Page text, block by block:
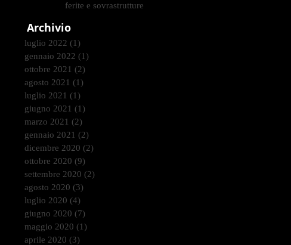
ferite e sovrastrutture
Archivio
luglio 2022 (1)
gennaio 2022 (1)
ottobre 2021 (2)
agosto 2021 (1)
luglio 2021 (1)
giugno 2021 (1)
marzo 2021 (2)
gennaio 2021 (2)
dicembre 2020 (2)
ottobre 2020 (9)
settembre 2020 (2)
agosto 2020 (3)
luglio 2020 (4)
giugno 2020 (7)
maggio 2020 (1)
aprile 2020 (3)